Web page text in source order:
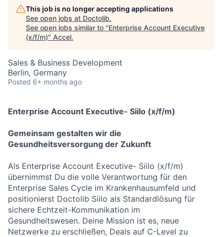
This job is no longer accepting applications
See open jobs at Doctolib.
See open jobs similar to "Enterprise Account Executive
(x/f/m)" Accel.
Sales & Business Development
Berlin, Germany
Posted 6+ months ago
Enterprise Account Executive- Siilo (x/f/m)
Gemeinsam gestalten wir die
Gesundheitsversorgung der Zukunft
Als Enterprise Account Executive- Siilo (x/f/m)
übernimmst Du die volle Verantwortung für den
Enterprise Sales Cycle im Krankenhausumfeld und
positionierst Doctolib Siilo als Standardlösung für
sichere Echtzeit-Kommunikation im
Gesundheitswesen. Deine Mission ist es, neue
Netzwerke zu erschließen, Deals auf C-Level zu